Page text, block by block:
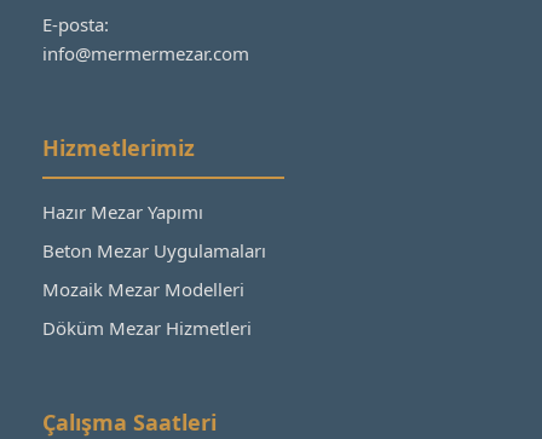
E-posta:
info@mermermezar.com
Hizmetlerimiz
Hazır Mezar Yapımı
Beton Mezar Uygulamaları
Mozaik Mezar Modelleri
Döküm Mezar Hizmetleri
Çalışma Saatleri